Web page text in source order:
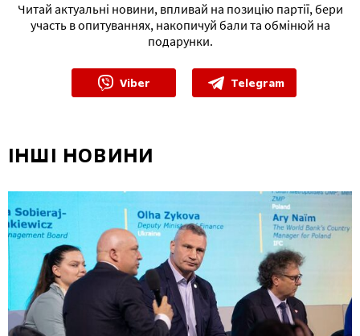
Читай актуальні новини, впливай на позицію партії, бери
участь в опитуваннях, накопичуй бали та обмінюй на
подарунки.
Viber Telegram
ІНШІ НОВИНИ